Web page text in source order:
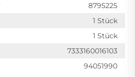
8795225
1 Stück
1 Stück
7333160016103
94051990